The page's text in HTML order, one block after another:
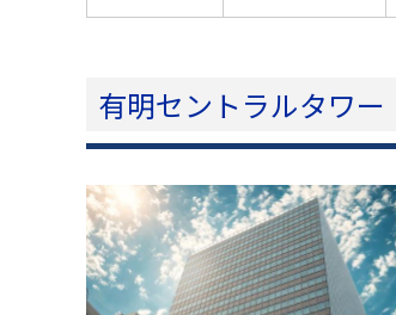
有明セントラルタワー